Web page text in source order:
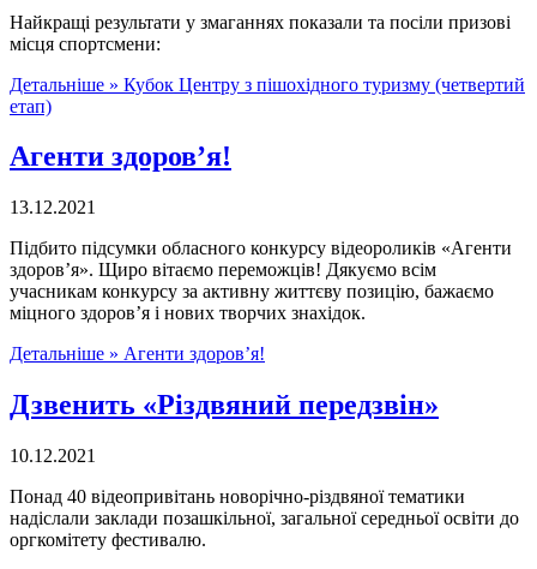
Найкращі результати у змаганнях показали та посіли призові
місця спортсмени:
Детальніше » Кубок Центру з пішохідного туризму (четвертий
етап)
Агенти здоров’я!
13.12.2021
Підбито підсумки обласного конкурсу відеороликів «Агенти
здоров’я». Щиро вітаємо переможців! Дякуємо всім
учасникам конкурсу за активну життєву позицію, бажаємо
міцного здоров’я і нових творчих знахідок.
Детальніше » Агенти здоров’я!
Дзвенить «Різдвяний передзвін»
10.12.2021
Понад 40 відеопривітань новорічно-різдвяної тематики
надіслали заклади позашкільної, загальної середньої освіти до
оргкомітету фестивалю.